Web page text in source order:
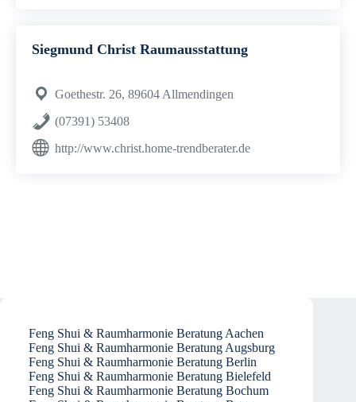
Siegmund Christ Raumausstattung
Goethestr. 26, 89604 Allmendingen
(07391) 53408
http://www.christ.home-trendberater.de
Feng Shui & Raumharmonie Beratung Aachen
Feng Shui & Raumharmonie Beratung Augsburg
Feng Shui & Raumharmonie Beratung Berlin
Feng Shui & Raumharmonie Beratung Bielefeld
Feng Shui & Raumharmonie Beratung Bochum